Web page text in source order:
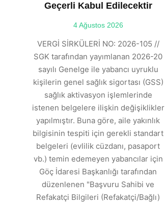
Geçerli Kabul Edilecektir
4 Ağustos 2026
VERGİ SİRKÜLERİ NO: 2026-105 //
SGK tarafından yayımlanan 2026-20
sayılı Genelge ile yabancı uyruklu
kişilerin genel sağlık sigortası (GSS)
sağlık aktivasyon işlemlerinde
istenen belgelere ilişkin değişiklikler
yapılmıştır. Buna göre, aile yakınlık
bilgisinin tespiti için gerekli standart
belgeleri (evlilik cüzdanı, pasaport
vb.) temin edemeyen yabancılar için
Göç İdaresi Başkanlığı tarafından
düzenlenen "Başvuru Sahibi ve
Refakatçi Bilgileri (Refakatçi/Bağlı)